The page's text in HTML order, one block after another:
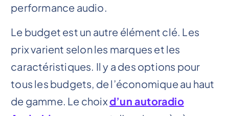
performance audio.
Le budget est un autre élément clé. Les
prix varient selon les marques et les
caractéristiques. Il y a des options pour
tous les budgets, de l’économique au haut
de gamme. Le choixd’un autoradio